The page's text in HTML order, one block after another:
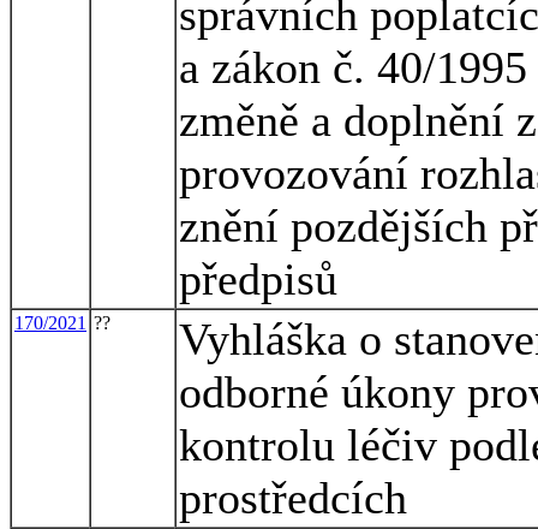
správních
a zákon č. 40/
změně a doplnění
provozování
znění pozdějších
předpisů
170/2021 ??
Vyhláška o
odborné úkony
kontrolu léčiv
prostředcích